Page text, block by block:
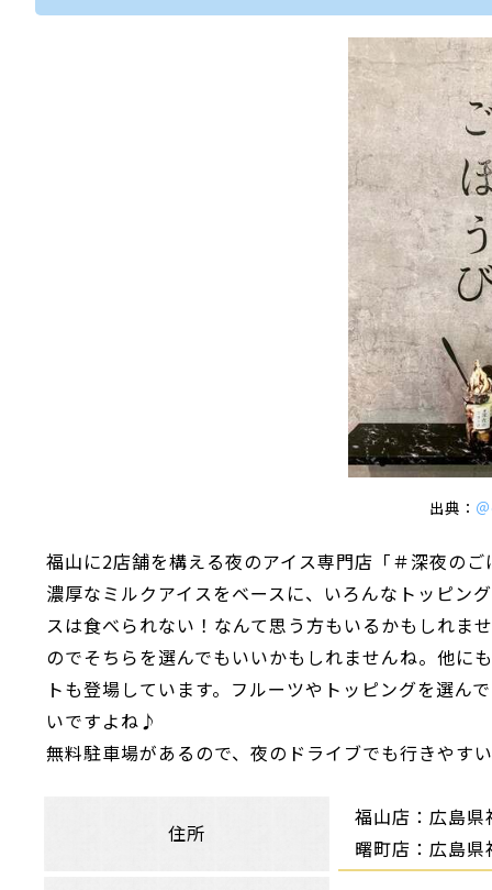
出典：
福山に2店舗を構える夜のアイス専門店「＃深夜の
濃厚なミルクアイスをベースに、いろんなトッピン
スは食べられない！なんて思う方もいるかもしれま
のでそちらを選んでもいいかもしれませんね。他に
トも登場しています。フルーツやトッピングを選ん
いですよね♪
無料駐車場があるので、夜のドライブでも行きやす
住所
福山店：広島
曙町店：広島